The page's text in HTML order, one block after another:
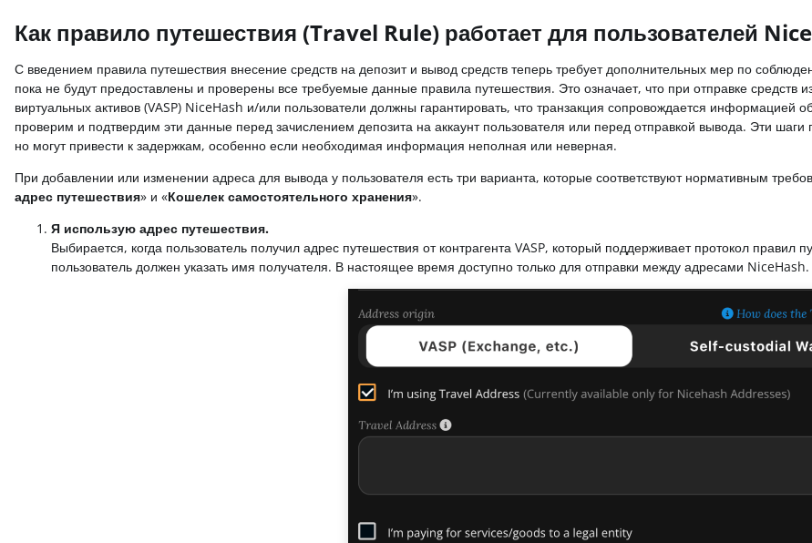
Как правило путешествия (Travel Rule) работает для пользователей
С введением правила путешествия внесение средств на депозит и вывод средств теперь требует дополнительных мер по
пока не будут предоставлены и проверены все требуемые данные правила путешествия. Это означает, что при отправке средств
виртуальных активов (VASP) NiceHash и/или пользователи должны гарантировать, что транзакция сопровождается
проверим и подтвердим эти данные перед зачислением депозита на аккаунт пользователя или перед отправкой вывода. Эти
но могут привести к задержкам, особенно если необходимая информация неполная или неверная.
При добавлении или изменении адреса для вывода у пользователя есть три варианта, которые соответствуют нормативным
адрес путешествия» и «Кошелек самостоятельного хранения».
Я использую адрес путешествия.
Выбирается, когда пользователь получил адрес путешествия от контрагента VASP, который поддерживает протокол
пользователь должен указать имя получателя. В настоящее время доступно только для отправки между адресами NiceHash.